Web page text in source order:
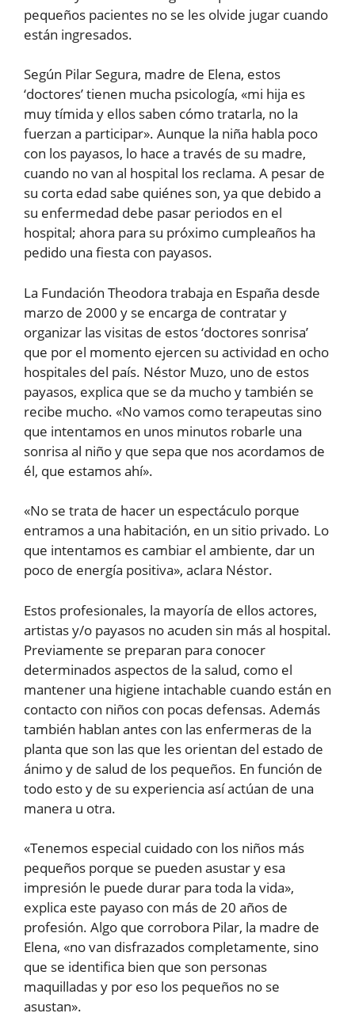
pequeños pacientes no se les olvide jugar cuando
están ingresados.
Según Pilar Segura, madre de Elena, estos
‘doctores’ tienen mucha psicología, «mi hija es
muy tímida y ellos saben cómo tratarla, no la
fuerzan a participar». Aunque la niña habla poco
con los payasos, lo hace a través de su madre,
cuando no van al hospital los reclama. A pesar de
su corta edad sabe quiénes son, ya que debido a
su enfermedad debe pasar periodos en el
hospital; ahora para su próximo cumpleaños ha
pedido una fiesta con payasos.
La Fundación Theodora trabaja en España desde
marzo de 2000 y se encarga de contratar y
organizar las visitas de estos ‘doctores sonrisa’
que por el momento ejercen su actividad en ocho
hospitales del país. Néstor Muzo, uno de estos
payasos, explica que se da mucho y también se
recibe mucho. «No vamos como terapeutas sino
que intentamos en unos minutos robarle una
sonrisa al niño y que sepa que nos acordamos de
él, que estamos ahí».
«No se trata de hacer un espectáculo porque
entramos a una habitación, en un sitio privado. Lo
que intentamos es cambiar el ambiente, dar un
poco de energía positiva», aclara Néstor.
Estos profesionales, la mayoría de ellos actores,
artistas y/o payasos no acuden sin más al hospital.
Previamente se preparan para conocer
determinados aspectos de la salud, como el
mantener una higiene intachable cuando están en
contacto con niños con pocas defensas. Además
también hablan antes con las enfermeras de la
planta que son las que les orientan del estado de
ánimo y de salud de los pequeños. En función de
todo esto y de su experiencia así actúan de una
manera u otra.
«Tenemos especial cuidado con los niños más
pequeños porque se pueden asustar y esa
impresión le puede durar para toda la vida»,
explica este payaso con más de 20 años de
profesión. Algo que corrobora Pilar, la madre de
Elena, «no van disfrazados completamente, sino
que se identifica bien que son personas
maquilladas y por eso los pequeños no se
asustan».